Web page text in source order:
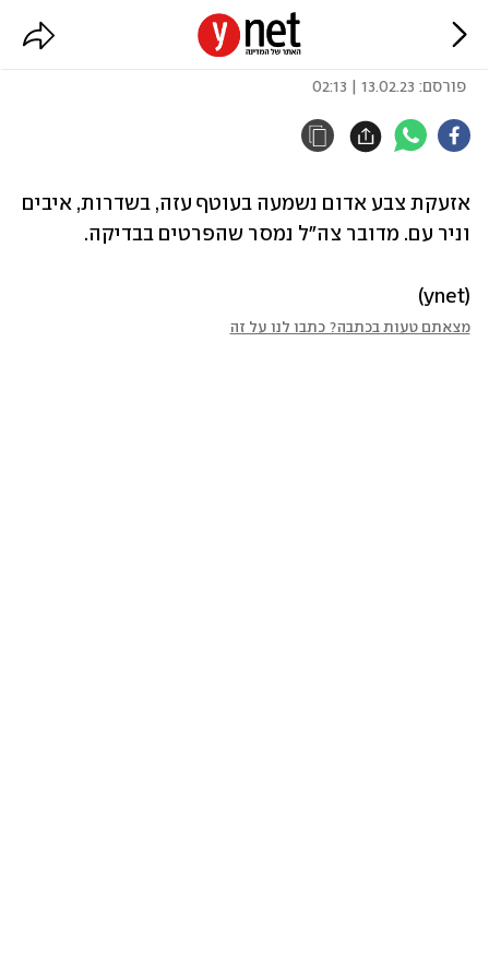
צבע אדום בעוטף עזה
פורסם: 13.02.23 | 02:13
וניר עם. מדובר צה"ל נמסר שהפרטים בבדיקה.
(ynet)
מצאתם טעות בכתבה? כתבו לנו על זה